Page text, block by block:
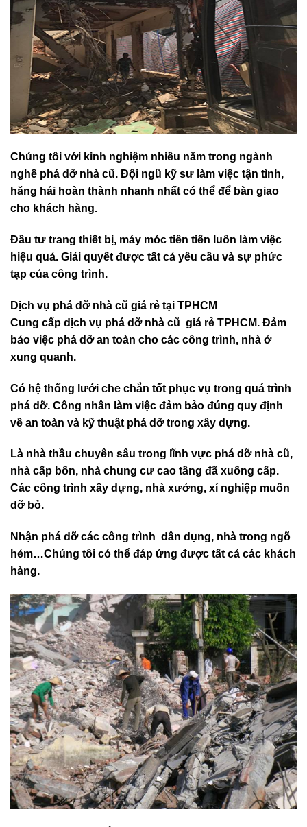
Chúng tôi với kinh nghiệm nhiều năm trong ngành
nghề phá dỡ nhà cũ. Đội ngũ kỹ sư làm việc tận tình,
hăng hái hoàn thành nhanh nhất có thể để bàn giao
Đầu tư trang thiết bị, máy móc tiên tiến luôn làm việc
hiệu quả. Giải quyết được tất cả yêu cầu và sự phức
Dịch vụ phá dỡ nhà cũ giá rẻ tại TPHCM
Cung cấp dịch vụ phá dỡ nhà cũ giá rẻ TPHCM. Đảm
bảo việc phá dỡ an toàn cho các công trình, nhà ở
Có hệ thống lưới che chắn tốt phục vụ trong quá trình
phá dỡ. Công nhân làm việc đảm bảo đúng quy định
Là nhà thầu chuyên sâu trong lĩnh vực phá dỡ nhà cũ,
nhà cấp bốn, nhà chung cư cao tầng đã xuống cấp.
Các công trình xây dựng, nhà xưởng, xí nghiệp muốn
Nhận phá dỡ các công trình dân dụng, nhà trong ngõ
hẻm…Chúng tôi có thể đáp ứng được tất cả các khách